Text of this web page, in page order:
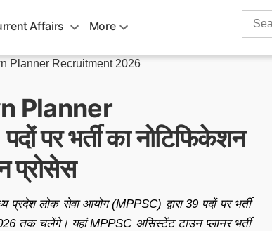
Affairs More
Search
Planner Recruitment 2026
Planner
भर्ती का नोटिफिकेशन
प्रोसेस
लोक सेवा आयोग (MPPSC) द्वारा 39 पदों पर भर्ती
तक चलेंगे। यहां MPPSC असिस्टेंट टाउन प्लानर भर्ती